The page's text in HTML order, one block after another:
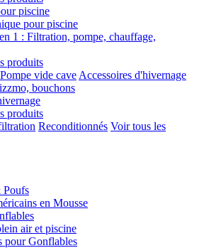
piscine
pour piscine
1 : Filtration, pompe, chauffage,
produits
Pompe vide cave Accessoires d'hivernage
bouchons
produits
Reconditionnés Voir tous les
Poufs
en Mousse
air et piscine
pour Gonflables